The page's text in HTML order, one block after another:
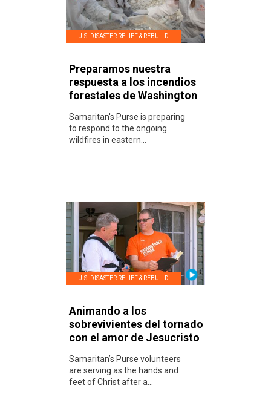
U.S. DISASTER RELIEF & REBUILD
Preparamos nuestra
respuesta a los incendios
forestales de Washington
Samaritan's Purse is preparing
to respond to the ongoing
wildfires in eastern...
U.S. DISASTER RELIEF & REBUILD
Animando a los
sobrevivientes del tornado
con el amor de Jesucristo
Samaritan’s Purse volunteers
are serving as the hands and
feet of Christ after a...